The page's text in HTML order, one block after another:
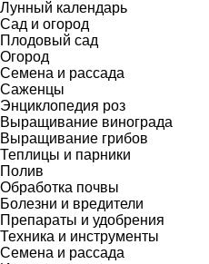
Лунный календарь
Сад и огород
Плодовый сад
Огород
Семена и рассада
Саженцы
Энциклопедия роз
Выращивание винограда
Выращивание грибов
Теплицы и парники
Полив
Обработка почвы
Болезни и вредители
Препараты и удобрения
Техника и инструменты
Семена и рассада